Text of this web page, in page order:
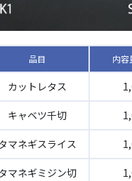
報
品目 内容
カットレタス
キャベツ千切
マネギスライス
マネギミジン切